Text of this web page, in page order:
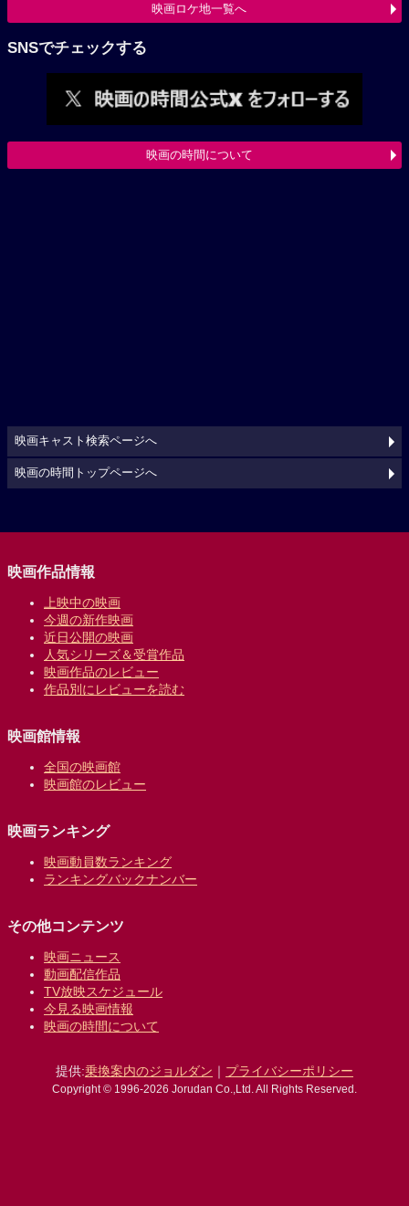
映画ロケ地一覧へ
SNSでチェックする
映画の時間について
映画キャスト検索ページへ
映画の時間トップページへ
映画作品情報
上映中の映画
今週の新作映画
近日公開の映画
人気シリーズ＆受賞作品
映画作品のレビュー
作品別にレビューを読む
映画館情報
全国の映画館
映画館のレビュー
映画ランキング
映画動員数ランキング
ランキングバックナンバー
その他コンテンツ
映画ニュース
動画配信作品
TV放映スケジュール
今見る映画情報
映画の時間について
提供:乗換案内のジョルダン ｜ プライバシーポリシー
Copyright © 1996-2026 Jorudan Co.,Ltd. All Rights Reserved.